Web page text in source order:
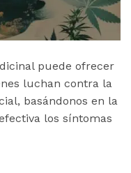
puede ofrecer
luchan contra la
basándonos en la
los síntomas